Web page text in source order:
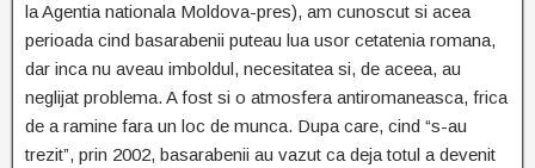
la Agentia nationala Moldova-pres), am cunoscut si acea
perioada cind basarabenii puteau lua usor cetatenia romana,
dar inca nu aveau imboldul, necesitatea si, de aceea, au
neglijat problema. A fost si o atmosfera antiromaneasca, frica
de a ramine fara un loc de munca. Dupa care, cind “s-au
trezit”, prin 2002, basarabenii au vazut ca deja totul a devenit